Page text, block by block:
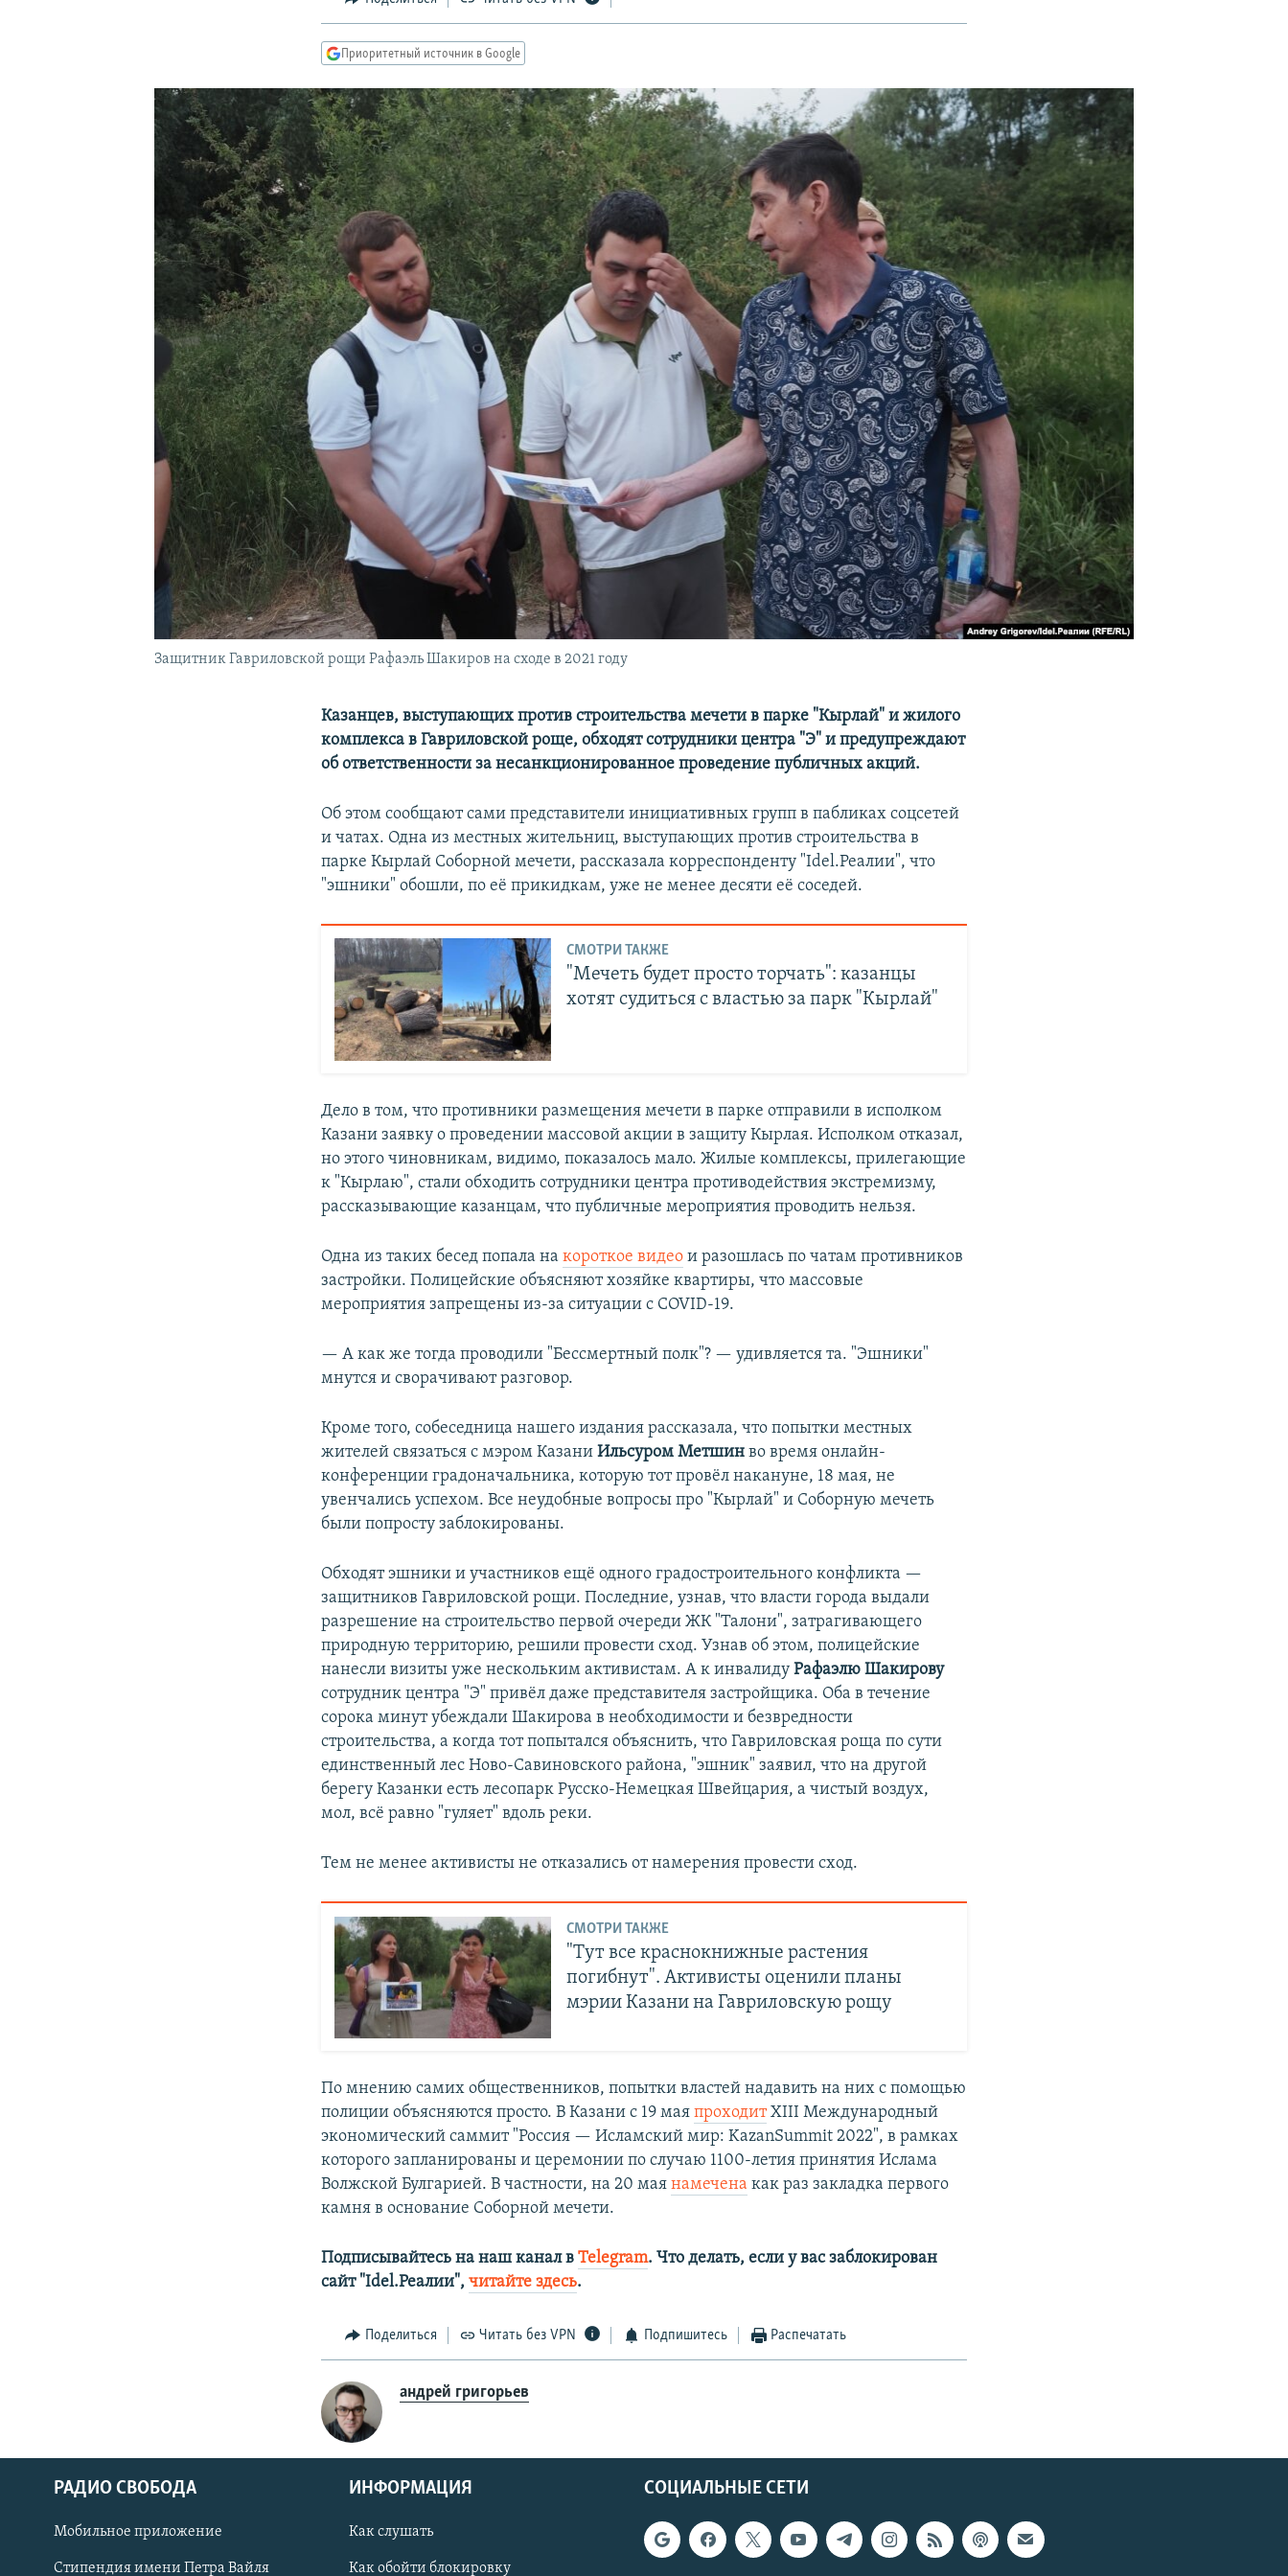
СОЦИАЛЬНЫЕ СЕТИ
Приоритетный источник в Google
Защитник Гавриловской рощи Рафаэль Шакиров на сходе в 2021 году
Казанцев, выступающих против строительства мечети в парке "Кырлай" и жилого
комплекса в Гавриловской роще, обходят сотрудники центра "Э" и предупреждают
об ответственности за несанкционированное проведение публичных акций.
Об этом сообщают сами представители инициативных групп в пабликах соцсетей
и чатах. Одна из местных жительниц, выступающих против строительства в
парке Кырлай Соборной мечети, рассказала корреспонденту "Idel.Реалии", что
"эшники" обошли, по её прикидкам, уже не менее десяти её соседей.
СМОТРИ ТАКЖЕ
"Мечеть будет просто торчать": казанцы
хотят судиться с властью за парк "Кырлай"
Дело в том, что противники размещения мечети в парке отправили в исполком
Казани заявку о проведении массовой акции в защиту Кырлая. Исполком отказал,
но этого чиновникам, видимо, показалось мало. Жилые комплексы, прилегающие
к "Кырлаю", стали обходить сотрудники центра противодействия экстремизму,
рассказывающие казанцам, что публичные мероприятия проводить нельзя.
Одна из таких бесед попала накороткое видео и разошлась по чатам противников
застройки. Полицейские объясняют хозяйке квартиры, что массовые
мероприятия запрещены из-за ситуации с COVID-19.
— А как же тогда проводили "Бессмертный полк"? — удивляется та. "Эшники"
мнутся и сворачивают разговор.
Кроме того, собеседница нашего издания рассказала, что попытки местных
жителей связаться с мэром КазаниИльсуром Метшин во время онлайн-
конференции градоначальника, которую тот провёл накануне, 18 мая, не
увенчались успехом. Все неудобные вопросы про "Кырлай" и Соборную мечеть
были попросту заблокированы.
Обходят эшники и участников ещё одного градостроительного конфликта —
защитников Гавриловской рощи. Последние, узнав, что власти города выдали
разрешение на строительство первой очереди ЖК "Талони", затрагивающего
природную территорию, решили провести сход. Узнав об этом, полицейские
нанесли визиты уже нескольким активистам. А к инвалидуРафаэлю Шакирову
сотрудник центра "Э" привёл даже представителя застройщика. Оба в течение
сорока минут убеждали Шакирова в необходимости и безвредности
строительства, а когда тот попытался объяснить, что Гавриловская роща по сути
единственный лес Ново-Савиновского района, "эшник" заявил, что на другой
берегу Казанки есть лесопарк Русско-Немецкая Швейцария, а чистый воздух,
мол, всё равно "гуляет" вдоль реки.
Тем не менее активисты не отказались от намерения провести сход.
СМОТРИ ТАКЖЕ
"Тут все краснокнижные растения
погибнут". Активисты оценили планы
мэрии Казани на Гавриловскую рощу
По мнению самих общественников, попытки властей надавить на них с помощью
полиции объясняются просто. В Казани с 19 маяпроходитХIII Международный
экономический саммит "Россия — Исламский мир: KazanSummit 2022", в рамках
которого запланированы и церемонии по случаю 1100-летия принятия Ислама
Волжской Булгарией. В частности, на 20 маянамечена как раз закладка первого
камня в основание Соборной мечети.
Подписывайтесь на наш канал вTelegram. Что делать, если у вас заблокирован
сайт "Idel.Реалии",читайте здесь.
Поделиться Читать без VPN Подпишитесь Распечатать
андрей григорьев
СОЦИАЛЬНЫЕ СЕТИ
РАДИО СВОБОДА
Мобильное приложение
Стипендия имени Петра Вайля
ИНФОРМАЦИЯ
Как слушать
Как обойти блокировку